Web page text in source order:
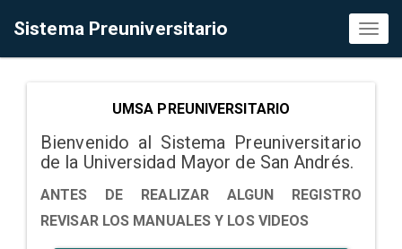
Sistema Preuniversitario
UMSA PREUNIVERSITARIO
Bienvenido al Sistema Preuniversitario
de la Universidad Mayor de San Andrés.
ANTES DE REALIZAR ALGUN REGISTRO
REVISAR LOS MANUALES Y LOS VIDEOS